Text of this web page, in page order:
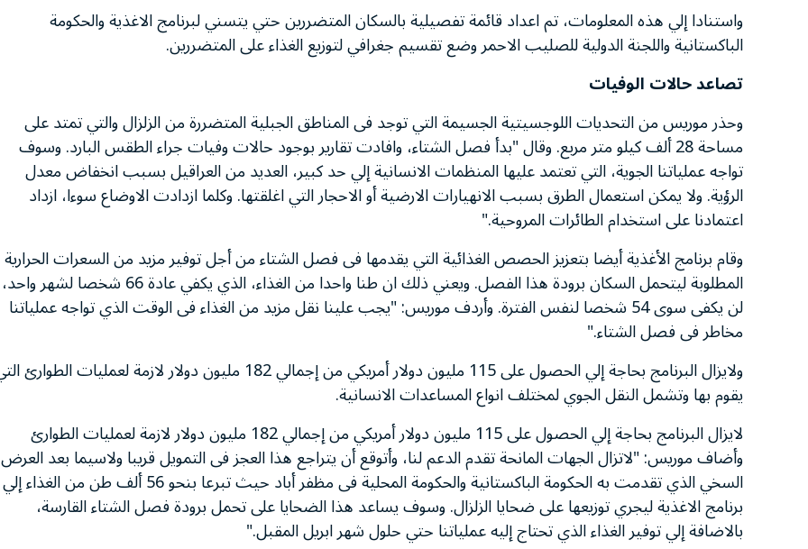
واستنادا إلي هذه المعلومات، تم اعداد قائمة تفصيلية بالسكان المتضررين حتي يتسني لبرنامج الاغذية والحكومة
الباكستانية واللجنة الدولية للصليب الاحمر وضع تقسيم جغرافي لتوزيع الغذاء على المتضررين.
تصاعد حالات الوفيات
وحذر موريس من التحديات اللوجسيتية الجسيمة التي توجد فى المناطق الجبلية المتضررة من الزلزال والتي تمتد على
مساحة 28 ألف كيلو متر مربع. وقال "بدأ فصل الشتاء، وافادت تقارير بوجود حالات وفيات جراء الطقس البارد. وسوف
تواجه عملياتنا الجوية، التي تعتمد عليها المنظمات الانسانية إلي حد كبير، العديد من العراقيل بسبب انخفاض معدل
الرؤية. ولا يمكن استعمال الطرق بسبب الانهيارات الارضية أو الاحجار التي اغلقتها. وكلما ازدادت الاوضاع سوءا، ازداد
اعتمادنا على استخدام الطائرات المروحية."
وقام برنامج الأغذية أيضا بتعزيز الحصص الغذائية التي يقدمها فى فصل الشتاء من أجل توفير مزيد من السعرات الحرارية
المطلوبة ليتحمل السكان برودة هذا الفصل. ويعني ذلك ان طنا واحدا من الغذاء، الذي يكفي عادة 66 شخصا لشهر واحد،
لن يكفى سوى 54 شخصا لنفس الفترة. وأردف موريس: "يجب علينا نقل مزيد من الغذاء فى الوقت الذي تواجه عملياتنا
مخاطر فى فصل الشتاء."
ولايزال البرنامج بحاجة إلي الحصول على 115 مليون دولار أمريكي من إجمالي 182 مليون دولار لازمة لعمليات
يقوم بها وتشمل النقل الجوي لمختلف انواع المساعدات الانسانية.
لايزال البرنامج بحاجة إلي الحصول على 115 مليون دولار أمريكي من إجمالي 182 مليون دولار لازمة لعمليات الطوارئ
وأضاف موريس: "لاتزال الجهات المانحة تقدم الدعم لنا، وأتوقع أن يتراجع هذا العجز فى التمويل قريبا ولاسيما بعد العرض
السخي الذي تقدمت به الحكومة الباكستانية والحكومة المحلية فى مظفر أباد حيث تبرعا بنحو 56 ألف طن من الغذاء إلي
برنامج الاغذية ليجري توزيعها على ضحايا الزلزال. وسوف يساعد هذا الضحايا على تحمل برودة فصل الشتاء القارسة،
بالاضافة إلي توفير الغذاء الذي تحتاج إليه عملياتنا حتي حلول شهر ابريل المقبل."